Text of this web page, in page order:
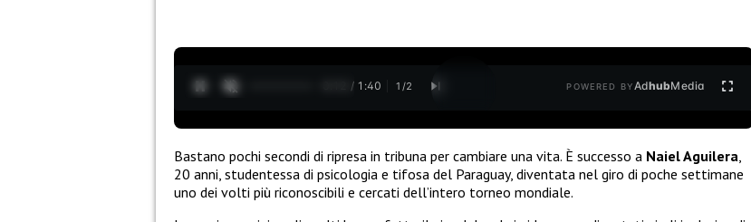
0:13 / 1:40 1 /2 POWERED BYAdhubMedia
Bastano pochi secondi di ripresa in tribuna per cambiare una vita. È successo a Naiel Aguilera
20 anni, studentessa di psicologia e tifosa del Paraguay, diventata nel giro di poche settimane
uno dei volti più riconoscibili e cercati dell’intero torneo mondiale.